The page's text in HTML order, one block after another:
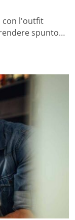
con l'outfit
spunto…